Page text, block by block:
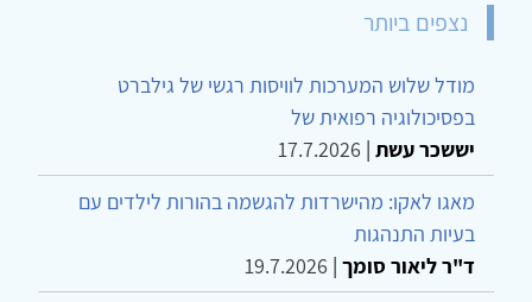
נצפים ביותר
מודל שלוש המערכות לוויסות רגשי של גילברט
בפסיכולוגיה רפואית של
יששכר עשת |
17.7.2026
מאגו לאקו: מהישרדות להגשמה בהורות לילדים עם
בעיות התנהגות
ד"ר ליאור סומך |
19.7.2026